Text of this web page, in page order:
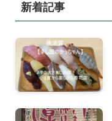
新着記事